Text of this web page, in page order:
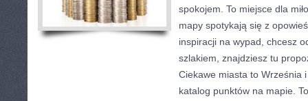
spokojem. To miejsce dla
mapy spotykają się z
inspiracji na wypad, chcesz
szlakiem, znajdziesz tu
Ciekawe miasta to Września
katalog punktów na mapie.